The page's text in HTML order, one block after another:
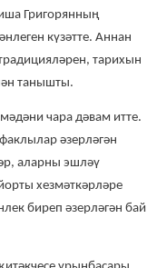
Григорянның
күзәтте. Аннан
тарихын
танышты.
чара дәвам итте.
әзерләгән
аларны эшләү
хезмәткәрләре
биреп әзерләгән бай